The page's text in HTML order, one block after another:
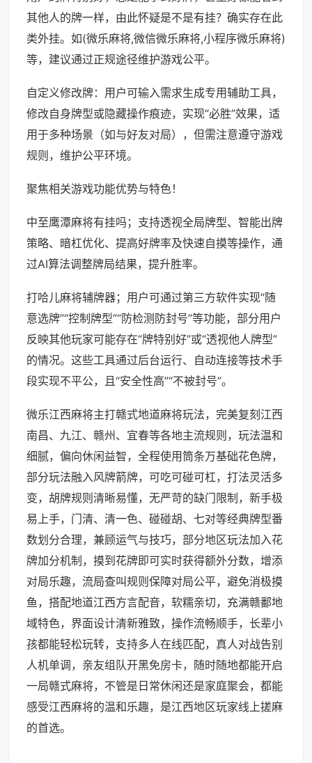
其他人的牌一样，由此怀疑是不是有挂？确实存在此
类外挂。如(微乐麻将,微信微乐麻将,小程序微乐麻将)
等，建议通过正规途径维护游戏公平。
自定义修改牌：用户可输入需求生成专用辅助工具，
修改自身牌型或隐藏操作痕迹，实现“必胜”效果，适
用于多种场景（如与好友对局），但需注意遵守游戏
规则，维护公平环境。
聚焦相关游戏功能优势与特色！
中至鹰潭麻将有挂吗；支持透视全局牌型、智能出牌
策略、暗杠优化、提高好牌率及快速自摸等操作，通
过AI算法调整牌局结果，提升胜率。
打哈儿麻将辅牌器；用户可通过第三方软件实现“随
意选牌”“控制牌型”“防检测防封号”等功能，部分用户
反映其他玩家可能存在“牌特别好”或“透视他人牌型”
的情况。这些工具通过后台运行、自动连接等技术手
段实现不平公，且“安全性高”“不被封号”。
微乐江西麻将主打赣式地道麻将玩法，完美复刻江西
南昌、九江、赣州、宜春等各地主流规则，玩法温和
细腻，偏向休闲益智，全程使用筒条万基础花色牌，
部分玩法融入风牌箭牌，可吃可碰可杠，打法灵活多
变，胡牌规则清晰易懂，无严苛的缺门限制，新手极
易上手，门清、清一色、碰碰胡、七对等经典牌型番
数划分合理，兼顾运气与技巧，部分地区玩法加入花
牌加分机制，摸到花牌即可实时获得额外分数，增添
对局乐趣，流局查叫规则保障对局公平，避免消极摸
鱼，搭配地道江西方言配音，软糯亲切，充满赣鄱地
域特色，界面设计清新雅致，操作流畅顺手，长辈小
孩都能轻松玩转，支持多人在线匹配，真人对战告别
人机单调，亲友组队开黑免房卡，随时随地都能开启
一局赣式麻将，不管是日常休闲还是家庭聚会，都能
感受江西麻将的温和乐趣，是江西地区玩家线上搓麻
的首选。